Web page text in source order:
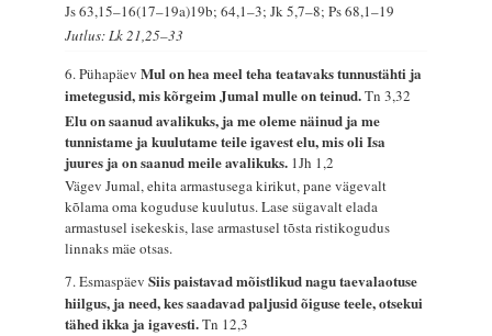
Js 63,15–16(17–19a)19b; 64,1–3; Jk 5,7–8; Ps 68,1–19
Jutlus: Lk 21,25–33
6. PühapäevMul on hea meel teha teatavaks tunnustähti ja
imetegusid, mis kõrgeim Jumal mulle on teinud.Tn 3,32
Elu on saanud avalikuks, ja me oleme näinud ja me
tunnistame ja kuulutame teile igavest elu, mis oli Isa
juures ja on saanud meile avalikuks. 1Jh 1,2
Vägev Jumal, ehita armastusega kirikut, pane vägevalt
kõlama oma koguduse kuulutus. Lase sügavalt elada
armastusel isekeskis, lase armastusel tõsta ristikogudus
linnaks mäe otsas.
7. EsmaspäevSiis paistavad mõistlikud nagu taevalaotuse
hiilgus, ja need, kes saadavad paljusid õiguse teele, otsekui
tähed ikka ja igavesti.Tn 12,3